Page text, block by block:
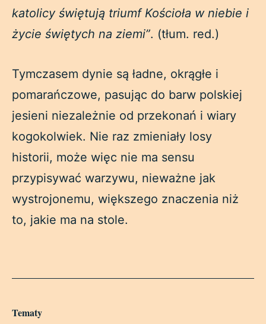
katolicy świętują triumf Kościoła w niebie i
życie świętych na ziemi”. (tłum. red.)
Tymczasem dynie są ładne, okrągłe i
pomarańczowe, pasując do barw polskiej
jesieni niezależnie od przekonań i wiary
kogokolwiek. Nie raz zmieniały losy
historii, może więc nie ma sensu
przypisywać warzywu, nieważne jak
wystrojonemu, większego znaczenia niż
to, jakie ma na stole.
Tematy